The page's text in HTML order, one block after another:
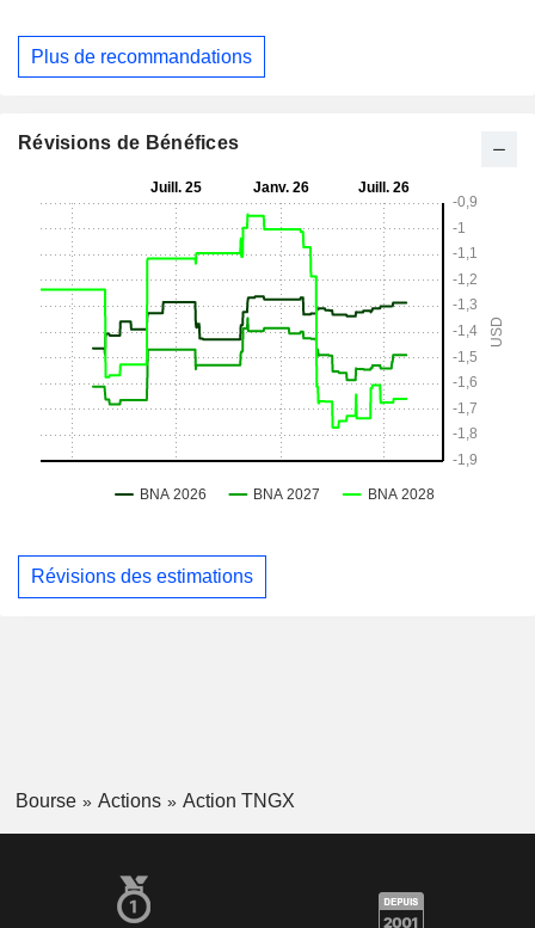
Plus de recommandations
Révisions de Bénéfices
Révisions des estimations
Bourse Actions Action TNGX